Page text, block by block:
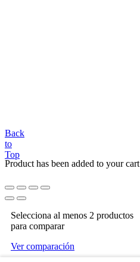
Back
to
Top
Product has been added to your cart
Selecciona al menos 2 productos
para comparar
Ver comparación